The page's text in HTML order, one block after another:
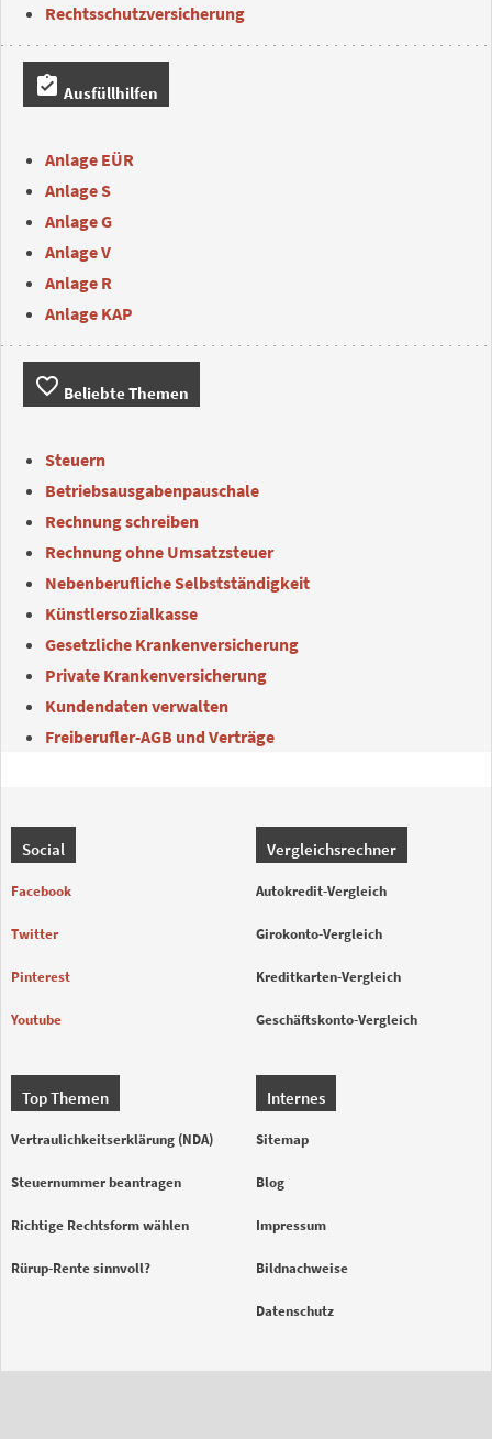
Rechtsschutzversicherung
assignment_turned_in Ausfüllhilfen
Anlage EÜR
Anlage S
Anlage G
Anlage V
Anlage R
Anlage KAP
favorite_border Beliebte Themen
Steuern
Betriebsausgabenpauschale
Rechnung schreiben
Rechnung ohne Umsatzsteuer
Nebenberufliche Selbstständigkeit
Künstlersozialkasse
Gesetzliche Krankenversicherung
Private Krankenversicherung
Kundendaten verwalten
Freiberufler-AGB und Verträge
Social
Facebook
Twitter
Pinterest
Youtube
Vergleichsrechner
Autokredit-Vergleich
Girokonto-Vergleich
Kreditkarten-Vergleich
Geschäftskonto-Vergleich
Top Themen
Vertraulichkeitserklärung (NDA)
Steuernummer beantragen
Richtige Rechtsform wählen
Rürup-Rente sinnvoll?
Internes
Sitemap
Blog
Impressum
Bildnachweise
Datenschutz